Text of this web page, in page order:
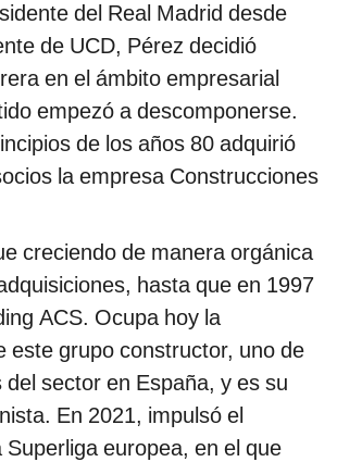
del Real Madrid desde
de UCD, Pérez decidió
en el ámbito empresarial
empezó a descomponerse.
de los años 80 adquirió
la empresa Construcciones
creciendo de manera orgánica
hasta que en 1997
ACS. Ocupa hoy la
este grupo constructor, uno de
del sector en España, y es su
En 2021, impulsó el
Superliga europea, en el que